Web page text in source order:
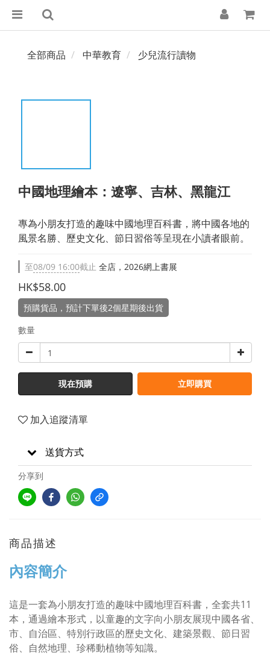
全部商品 中華教育 少兒流行讀物
中國地理繪本：遼寧、吉林、黑龍江
專為小朋友打造的趣味中國地理百科書，將中國各地的
風景名勝、歷史文化、節日習俗等呈現在小讀者眼前。
至08/09 16:00截止 全店，2026網上書展
HK$58.00
預購貨品，預計下單後2個星期後出貨
數量
現在預購 立即購買
加入追蹤清單
送貨方式
分享到
商品描述
內容簡介
這是一套為小朋友打造的趣味中國地理百科書，全套共11
本，通過繪本形式，以童趣的文字向小朋友展現中國各省、
市、自治區、特別行政區的歷史文化、建築景觀、節日習
俗、自然地理、珍稀動植物等知識。